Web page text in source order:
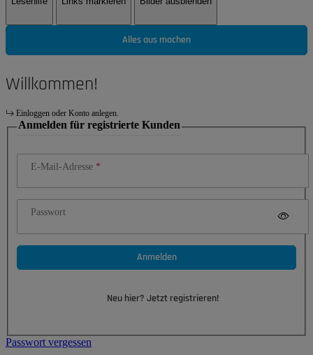
Alles aus machen
Willkommen!
Einloggen oder Konto anlegen.
Anmelden für registrierte Kunden
E-Mail-Adresse
Passwort
Anmelden
Neu hier? Jetzt registrieren!
Passwort vergessen